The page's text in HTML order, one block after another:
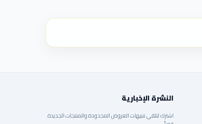
النشرة الإخبارية
اشترك لتلقي تنبيهات العروض المحدودة والمنتجات الجديدة